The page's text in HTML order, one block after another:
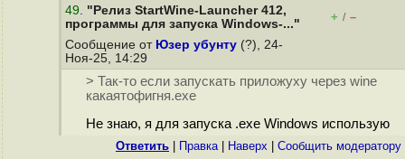
49. "Релиз StartWine-Launcher 412,
программы для запуска Windows-..."
+ / –
Сообщение от Юзер убунту (?), 24-
Ноя-25, 14:29
> Так-то если запускать приложуху через wine
какаятофигня.ехе
Не знаю, я для запуска .exe Windows использую
Ответить Правка| Наверх Cообщить модератору